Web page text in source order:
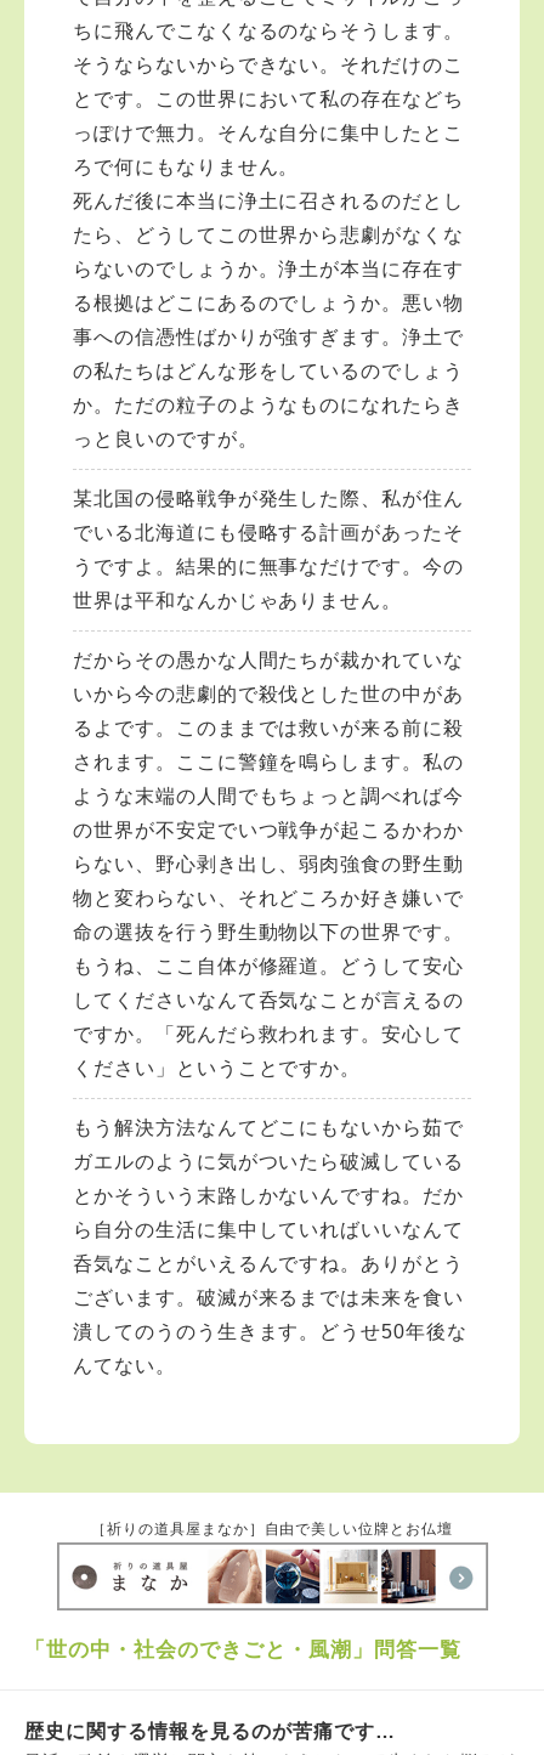
ちに飛んでこなくなるのならそうします。
そうならないからできない。それだけのこ
とです。この世界において私の存在などち
っぽけで無力。そんな自分に集中したとこ
ろで何にもなりません。
死んだ後に本当に浄土に召されるのだとし
たら、どうしてこの世界から悲劇がなくな
らないのでしょうか。浄土が本当に存在す
る根拠はどこにあるのでしょうか。悪い物
事への信憑性ばかりが強すぎます。浄土で
の私たちはどんな形をしているのでしょう
か。ただの粒子のようなものになれたらき
っと良いのですが。
某北国の侵略戦争が発生した際、私が住ん
でいる北海道にも侵略する計画があったそ
うですよ。結果的に無事なだけです。今の
世界は平和なんかじゃありません。
だからその愚かな人間たちが裁かれていな
いから今の悲劇的で殺伐とした世の中があ
るよです。このままでは救いが来る前に殺
されます。ここに警鐘を鳴らします。私の
ような末端の人間でもちょっと調べれば今
の世界が不安定でいつ戦争が起こるかわか
らない、野心剥き出し、弱肉強食の野生動
物と変わらない、それどころか好き嫌いで
命の選抜を行う野生動物以下の世界です。
もうね、ここ自体が修羅道。どうして安心
してくださいなんて呑気なことが言えるの
ですか。「死んだら救われます。安心して
ください」ということですか。
もう解決方法なんてどこにもないから茹で
ガエルのように気がついたら破滅している
とかそういう末路しかないんですね。だか
ら自分の生活に集中していればいいなんて
呑気なことがいえるんですね。ありがとう
ございます。破滅が来るまでは未来を食い
潰してのうのう生きます。どうせ50年後な
んてない。
［祈りの道具屋まなか］自由で美しい位牌とお仏壇
「世の中・社会のできごと・風潮」問答一覧
歴史に関する情報を見るのが苦痛です…